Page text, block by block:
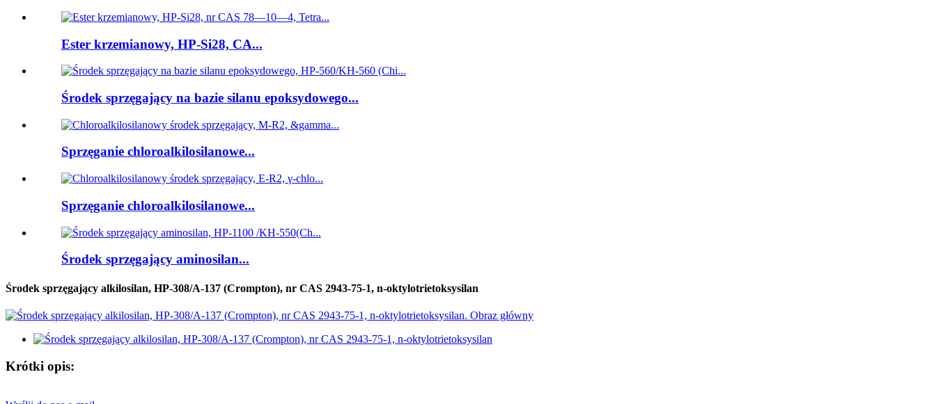
Ester krzemianowy, HP-Si28, CA...
Środek sprzęgający na bazie silanu epoksydowego...
Sprzęganie chloroalkilosilanowe...
Sprzęganie chloroalkilosilanowe...
Środek sprzęgający aminosilan...
Środek sprzęgający alkilosilan, HP-308/A-137 (Crompton), nr CAS 2943-75-1, n-oktylotrietoksysilan
Krótki opis: